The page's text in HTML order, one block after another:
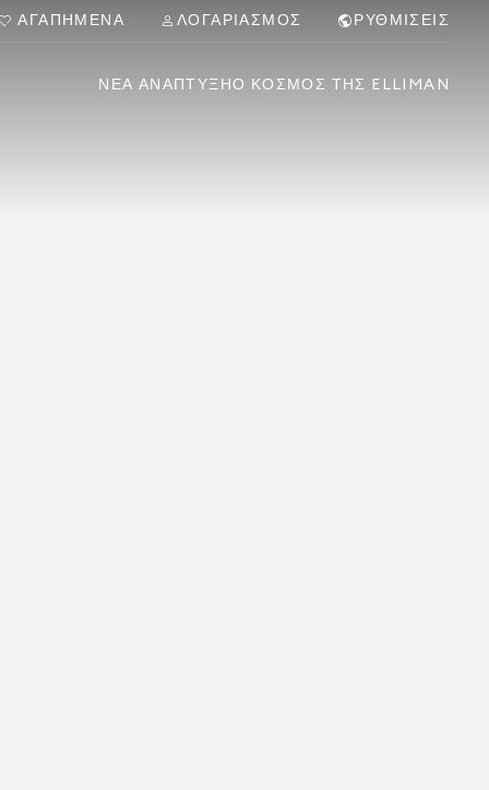
ΑΓΑΠΗΜΈΝΑ ΛΟΓΑΡΙΑΣΜΌΣ ΡΥΘΜΊΣΕΙΣ
ΝΈΑ ΑΝΆΠΤΥΞΗ Ο ΚΌΣΜΟΣ ΤΗΣ ELLIMAN